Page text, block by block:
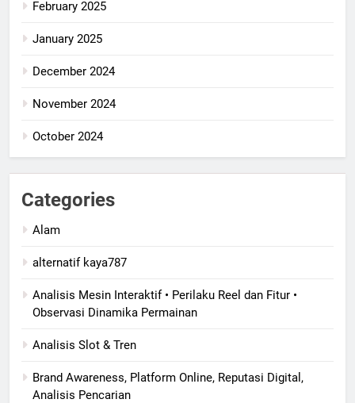
February 2025
January 2025
December 2024
November 2024
October 2024
Categories
Alam
alternatif kaya787
Analisis Mesin Interaktif • Perilaku Reel dan Fitur •
Observasi Dinamika Permainan
Analisis Slot & Tren
Brand Awareness, Platform Online, Reputasi Digital,
Analisis Pencarian